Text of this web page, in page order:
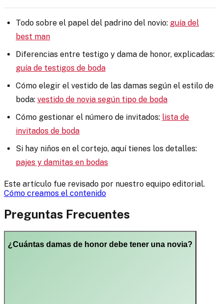
Todo sobre el papel del padrino del novio: guía del
best man
Diferencias entre testigo y dama de honor, explicadas:
guía de testigos de boda
Cómo elegir el vestido de las damas según el estilo de
boda: vestido de novia según tipo de boda
Cómo gestionar el número de invitados: lista de
invitados de boda
Si hay niños en el cortejo, aquí tienes los detalles:
pajes y damitas en bodas
Este artículo fue revisado por nuestro equipo editorial.
Cómo creamos el contenido
Preguntas Frecuentes
¿Cuántas damas de honor debe tener una novia?